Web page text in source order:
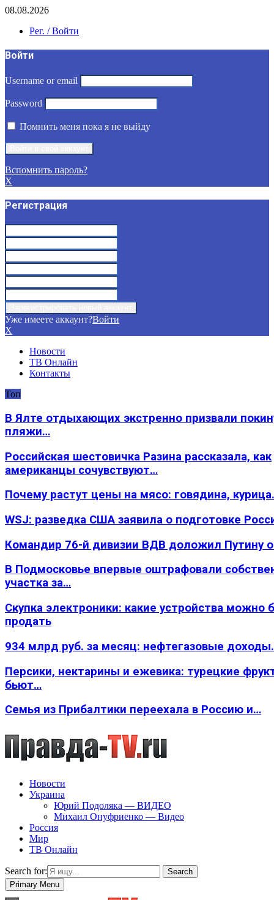
08.08.2026
Рег. / Войти
Войти
Username or email
Password
Помнить меня пока я не выйду
Вспомнить пароль?
X
Регистрация
Уже имеете аккаунт?Войти
X
Новости
ТВ Онлайн
Контакты
Топ
В Ялте отдыхающих экстренно призвали
пляжи…
Российская шестовичка Разина рассказала, как
американцы сочувствуют…
Почему растут цены на мясо: говядина,
WSJ: разведка США заявила о подготовке
Командир 76-й дивизии ВДВ доложил Путину
В Подмосковье впервые оштрафовали
участка за…
Скупка электроники: какие устройства можно
продать
934 млрд руб. за месяц: нефтегазовые
Персики, нектарины и ежевика: турецкие
бьют…
Семья из Прибалтики переехала в Россию и…
Новости
Украина
Юрий Подоляка — ВИДЕО
Михаил Онуфриенко — Видео
Россия
Мир
ТВ Онлайн
Search for:
Search
Primary Menu